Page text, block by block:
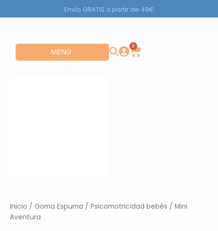
al
Envío GRATIS a partir de 49€
MENÚ Abrir MENÚ 0
Carrito
Inicio / Goma Espuma / Psicomotricidad bebés / Mini
Aventura